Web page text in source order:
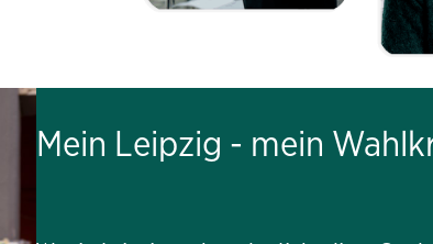
Mein Leipzig - mein